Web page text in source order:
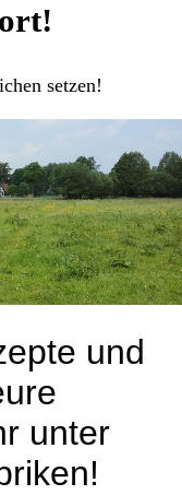
setzen!
und
unter